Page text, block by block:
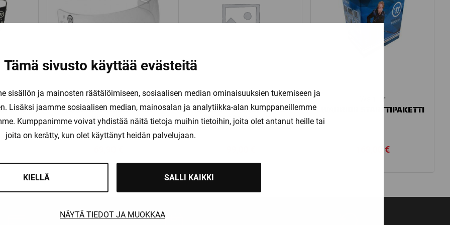
Tämä sivusto käyttää evästeitä
sisällön ja mainosten räätälöimiseen, sosiaalisen median ominaisuuksien tukemiseen ja
Lisäksi jaamme sosiaalisen median, mainosalan ja analytiikka-alan kumppaneillemme
Kumppanimme voivat yhdistää näitä tietoja muihin tietoihin, joita olet antanut heille tai
joita on kerätty, kun olet käyttänyt heidän palvelujaan.
KIELLÄ SALLI KAIKKI
NÄYTÄ TIEDOT JA MUOKKAA
ONE
Warrior
WARRIOR VISIIRI 106X
PROLINE
Warrior
WARRIOR SWAGGER 25″
WHITE/REDL14 SR
MAALIVAHDIN MAILA
Warrior
WARRIOR STARTTIPAKETTI
€